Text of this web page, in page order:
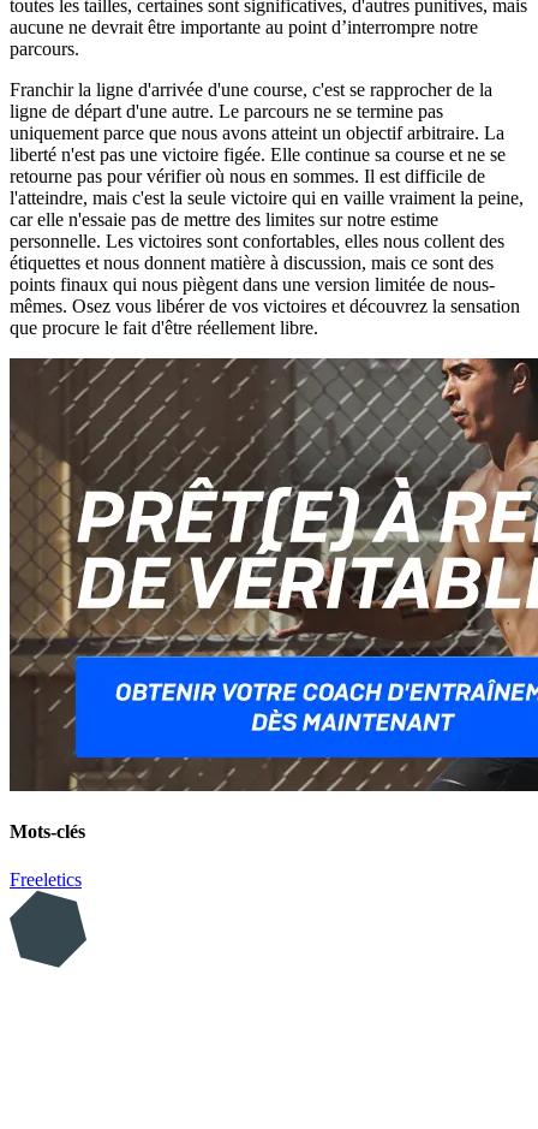
toutes les tailles, certaines sont significatives, d'autres punitives, mais
aucune ne devrait être importante au point d’interrompre notre
parcours.
Franchir la ligne d'arrivée d'une course, c'est se rapprocher de la
ligne de départ d'une autre. Le parcours ne se termine pas
uniquement parce que nous avons atteint un objectif arbitraire. La
liberté n'est pas une victoire figée. Elle continue sa course et ne se
retourne pas pour vérifier où nous en sommes. Il est difficile de
l'atteindre, mais c'est la seule victoire qui en vaille vraiment la peine,
car elle n'essaie pas de mettre des limites sur notre estime
personnelle. Les victoires sont confortables, elles nous collent des
étiquettes et nous donnent matière à discussion, mais ce sont des
points finaux qui nous piègent dans une version limitée de nous-
mêmes. Osez vous libérer de vos victoires et découvrez la sensation
que procure le fait d'être réellement libre.
Mots-clés
Freeletics